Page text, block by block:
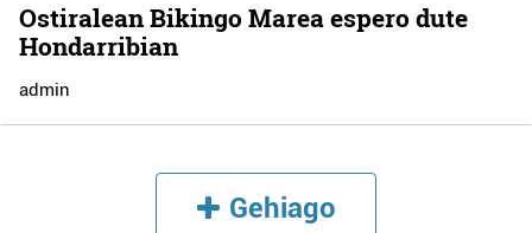
Ostiralean Bikingo Marea espero dute
Hondarribian
admin
Gehiago